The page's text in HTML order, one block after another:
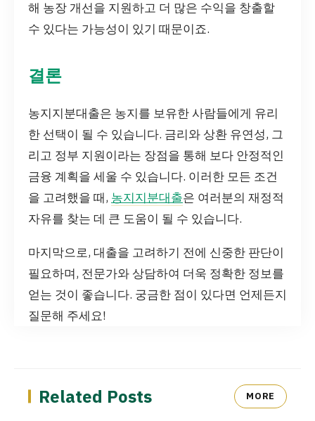
해 농장 개선을 지원하고 더 많은 수익을 창출할
수 있다는 가능성이 있기 때문이죠.
결론
농지지분대출은 농지를 보유한 사람들에게 유리
한 선택이 될 수 있습니다. 금리와 상환 유연성, 그
리고 정부 지원이라는 장점을 통해 보다 안정적인
금융 계획을 세울 수 있습니다. 이러한 모든 조건
을 고려했을 때, 농지지분대출은 여러분의 재정적
자유를 찾는 데 큰 도움이 될 수 있습니다.
마지막으로, 대출을 고려하기 전에 신중한 판단이
필요하며, 전문가와 상담하여 더욱 정확한 정보를
얻는 것이 좋습니다. 궁금한 점이 있다면 언제든지
질문해 주세요!
Related Posts MORE